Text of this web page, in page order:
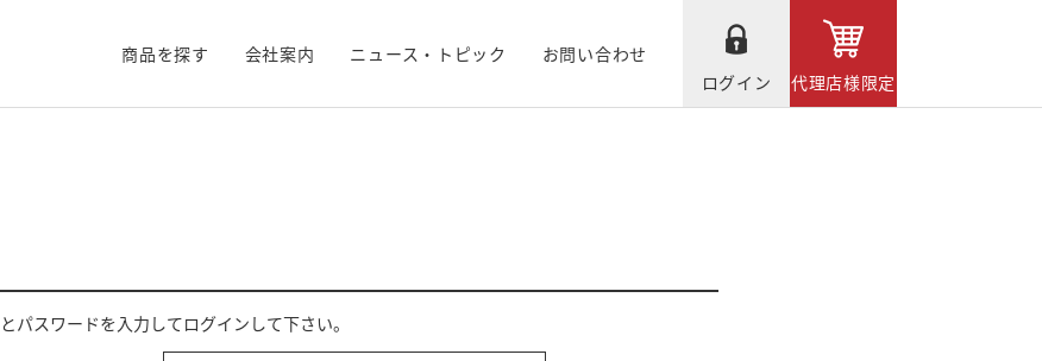
商品を探す 会社案内 ニュース・トピック
お問い合わせ
ログイン
代理店様限定
とパスワードを入力してログインして下さい。